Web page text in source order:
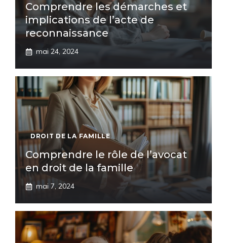
Comprendre les démarches et
implications de l’acte de
reconnaissance
mai 24, 2024
DROIT DE LA FAMILLE
Comprendre le rôle de l’avocat
en droit de la famille
mai 7, 2024